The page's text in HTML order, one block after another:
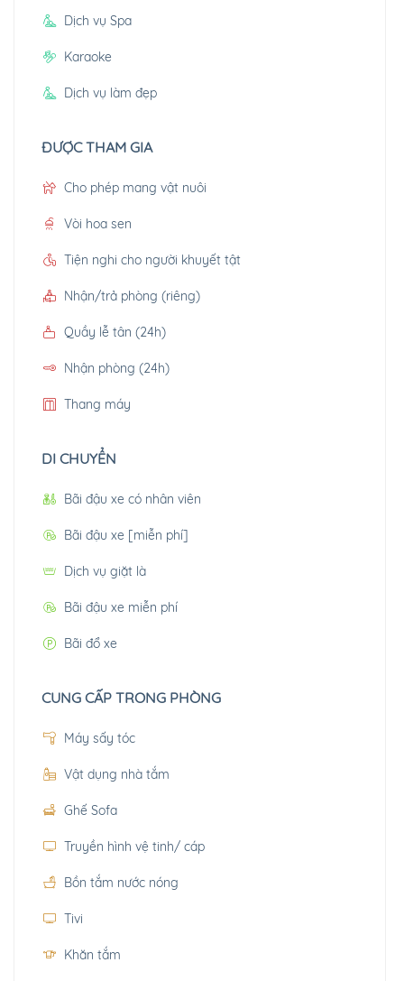
Dịch vụ Spa
Karaoke
Dịch vụ làm đẹp
ĐƯỢC THAM GIA
Cho phép mang vật nuôi
Vòi hoa sen
Tiện nghi cho người khuyết tật
Nhận/trả phòng (riêng)
Quầy lễ tân (24h)
Nhận phòng (24h)
Thang máy
DI CHUYỂN
Bãi đậu xe có nhân viên
Bãi đậu xe [miễn phí]
Dịch vụ giặt là
Bãi đậu xe miễn phí
Bãi đổ xe
CUNG CẤP TRONG PHÒNG
Máy sấy tóc
Vật dụng nhà tắm
Ghế Sofa
Truyền hình vệ tinh/ cáp
Bồn tắm nước nóng
Tivi
Khăn tắm